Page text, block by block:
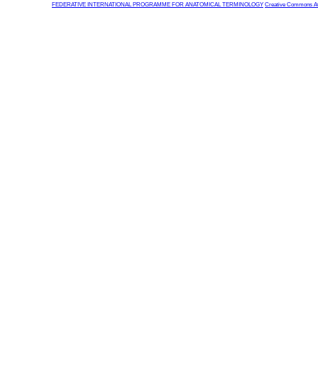
FEDERATIVE INTERNATIONAL PROGRAMME FOR ANATOMICAL TERMINOLOGY Creative Commons